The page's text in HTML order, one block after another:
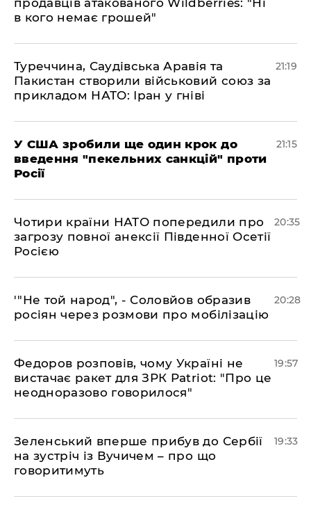
продавців атакованого Wildberries: "Ні
в кого немає грошей"
​Туреччина, Саудівська Аравія та
Пакистан створили військовий союз за
прикладом НАТО: Іран у гніві
21:19
​У США зробили ще один крок до
введення "пекельних санкцій" проти
Росії
21:15
​Чотири країни НАТО попередили про
загрозу повної анексії Південної Осетії
Росією
20:35
​'"Не той народ", - Соловйов образив
росіян через розмови про мобілізацію
20:28
​Федоров розповів, чому Україні не
вистачає ракет для ЗРК Patriot: "Про це
неодноразово говорилося"
19:57
​Зеленський вперше прибув до Сербії
на зустріч із Вучичем – про що
говоритимуть
19:33